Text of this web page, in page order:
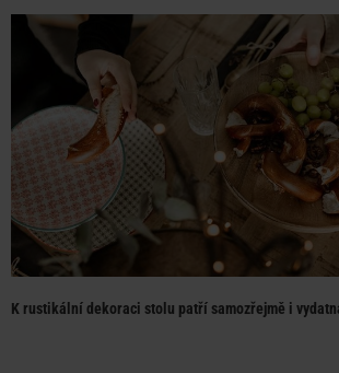
K rustikální dekoraci stolu patří samozřejmě i